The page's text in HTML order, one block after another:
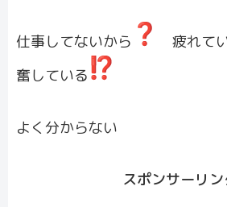
仕事してないから 疲れて
奮している
よく分からない
スポンサーリン